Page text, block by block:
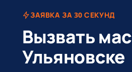
ЗАЯВКА ЗА 30 СЕКУНД
Вызвать
Ульяновске